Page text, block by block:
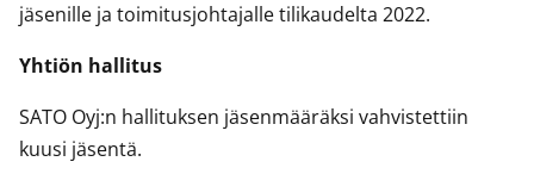
jäsenille ja toimitusjohtajalle tilikaudelta 2022.
Yhtiön hallitus
SATO Oyj:n hallituksen jäsenmääräksi vahvistettiin
kuusi jäsentä.